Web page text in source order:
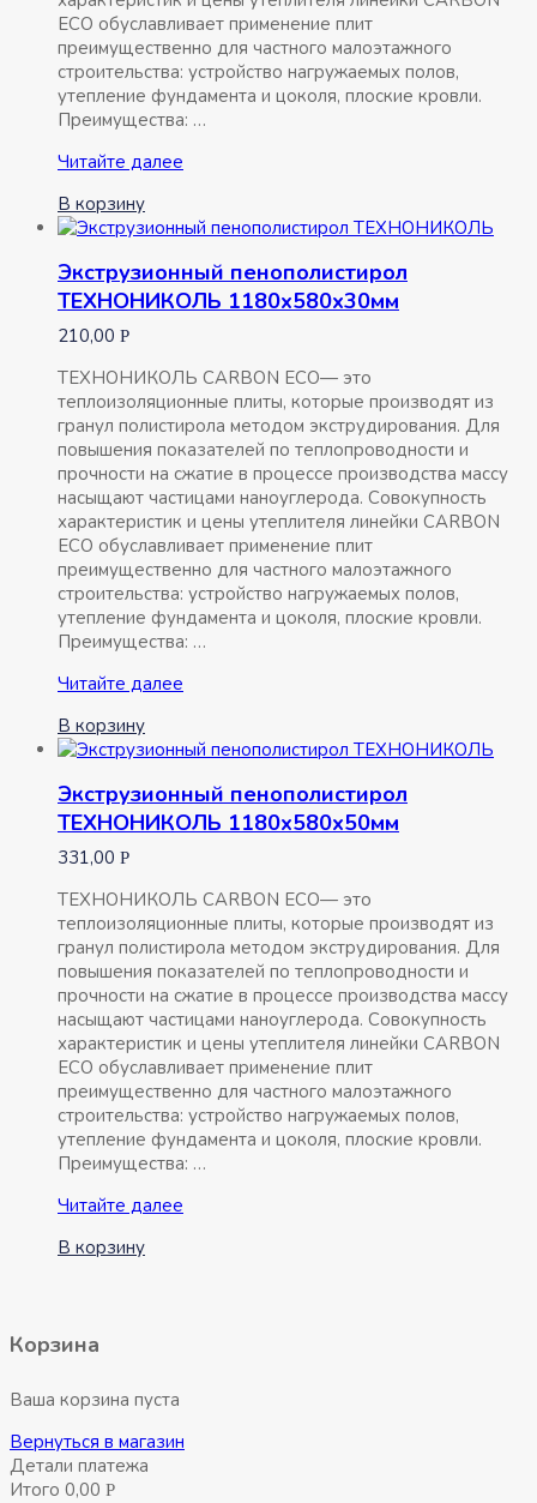
ECO обуславливает применение плит
преимущественно для частного малоэтажного
строительства: устройство нагружаемых полов,
утепление фундамента и цоколя, плоские кровли.
Преимущества: …
Экструзионный
ТЕХНОНИКОЛЬ
1180х580х20мм
Читайте далее
В корзину
Экструзионный пенополистирол
ТЕХНОНИКОЛЬ 1180х580х30мм
210,00 Р
ТЕХНОНИКОЛЬ CARBON ECO— это
теплоизоляционные плиты, которые производят из
гранул полистирола методом экструдирования. Для
повышения показателей по теплопроводности и
прочности на сжатие в процессе производства массу
насыщают частицами наноуглерода. Совокупность
характеристик и цены утеплителя линейки CARBON
ECO обуславливает применение плит
преимущественно для частного малоэтажного
строительства: устройство нагружаемых полов,
утепление фундамента и цоколя, плоские кровли.
Преимущества: …
Экструзионный
ТЕХНОНИКОЛЬ
1180х580х30мм
Читайте далее
В корзину
Экструзионный пенополистирол
ТЕХНОНИКОЛЬ 1180х580х50мм
331,00 Р
ТЕХНОНИКОЛЬ CARBON ECO— это
теплоизоляционные плиты, которые производят из
гранул полистирола методом экструдирования. Для
повышения показателей по теплопроводности и
прочности на сжатие в процессе производства массу
насыщают частицами наноуглерода. Совокупность
характеристик и цены утеплителя линейки CARBON
ECO обуславливает применение плит
преимущественно для частного малоэтажного
строительства: устройство нагружаемых полов,
утепление фундамента и цоколя, плоские кровли.
Преимущества: …
Экструзионный
ТЕХНОНИКОЛЬ
Читайте далее
В корзину
Корзина
Ваша корзина пуста
Вернуться в магазин
Детали платежа
Итого 0,00 Р